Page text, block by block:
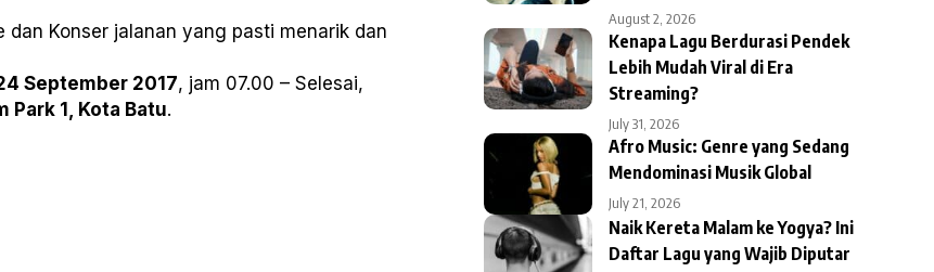
Konser jalanan yang pasti menarik dan
September 2017, jam 07.00 – Selesai,
Park 1, Kota Batu.
August 2, 2026
Kenapa Lagu Berdurasi Pendek
Lebih Mudah Viral di Era
Streaming?
July 31, 2026
Afro Music: Genre yang Sedang
Mendominasi Musik Global
July 21, 2026
Naik Kereta Malam ke Yogya? Ini
Daftar Lagu yang Wajib Diputar